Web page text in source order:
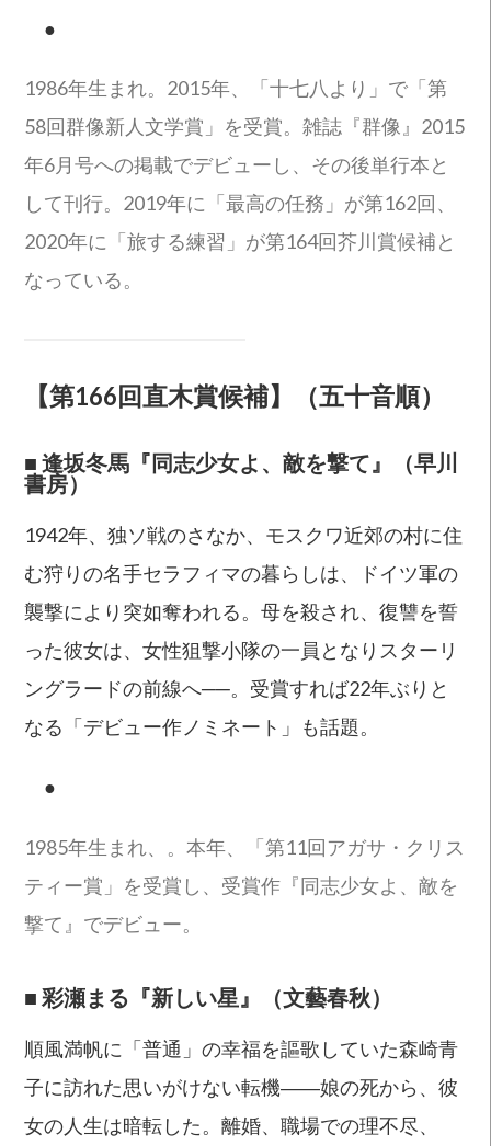
●
1986年生まれ。2015年、「十七八より」で「第
58回群像新人文学賞」を受賞。雑誌『群像』2015
年6月号への掲載でデビューし、その後単行本と
して刊行。2019年に「最高の任務」が第162回、
2020年に「旅する練習」が第164回芥川賞候補と
なっている。
【第166回直木賞候補】 （五十音順）
■逢坂冬馬『同志少女よ、敵を撃て』（早川
書房）
1942年、独ソ戦のさなか、モスクワ近郊の村に住
む狩りの名手セラフィマの暮らしは、ドイツ軍の
襲撃により突如奪われる。母を殺され、復讐を誓
った彼女は、女性狙撃小隊の一員となりスターリ
ングラードの前線へ──。受賞すれば22年ぶりと
なる「デビュー作ノミネート」も話題。
●
1985年生まれ、。本年、「第11回アガサ・クリス
ティー賞」を受賞し、受賞作『同志少女よ、敵を
撃て』でデビュー。
■彩瀬まる『新しい星』（文藝春秋）
順風満帆に「普通」の幸福を謳歌していた森崎青
子に訪れた思いがけない転機――娘の死から、彼
女の人生は暗転した。離婚、職場での理不尽、